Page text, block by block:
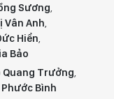
Sương,
Vân Anh,
Hiển,
Bảo
Quang Trưởng,
Bình